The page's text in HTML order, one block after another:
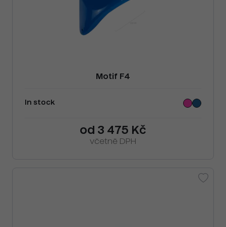
Motif F4
In stock
od 3 475 Kč
včetně DPH